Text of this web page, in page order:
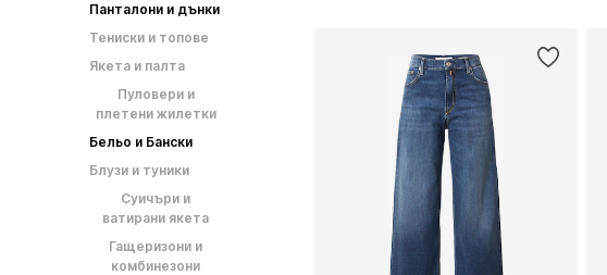
Панталони и дънки
Тениски и топове
Якета и палта
Пуловери и
плетени жилетки
Бельо и Бански
Блузи и туники
Суичъри и
ватирани якета
Гащеризони и
комбинезони